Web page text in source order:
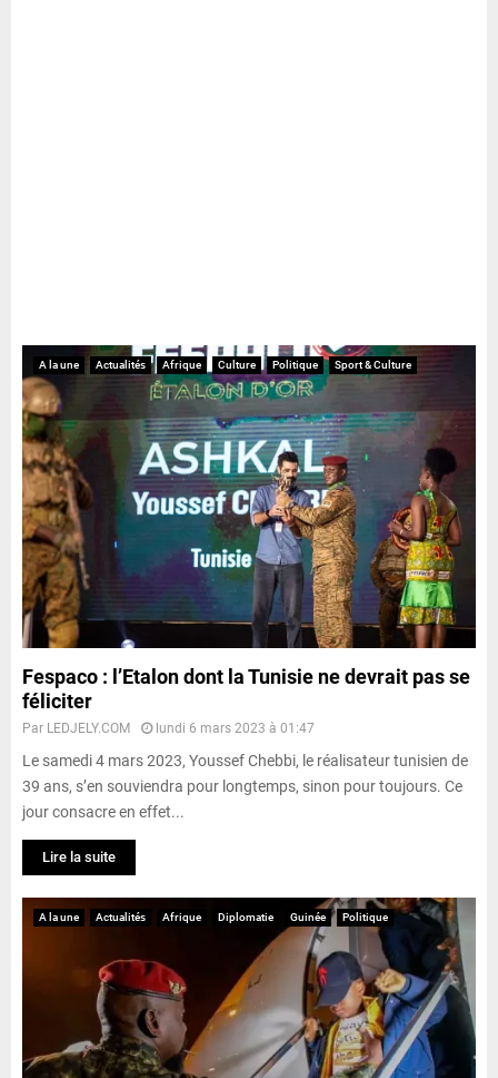
A la une Actualités Afrique Culture Politique Sport & Culture
Fespaco : l’Etalon dont la Tunisie ne devrait pas se
féliciter
Par LEDJELY.COM lundi 6 mars 2023 à 01:47
Le samedi 4 mars 2023, Youssef Chebbi, le réalisateur tunisien de
39 ans, s’en souviendra pour longtemps, sinon pour toujours. Ce
jour consacre en effet...
Lire la suite
A la une Actualités Afrique Diplomatie Guinée Politique